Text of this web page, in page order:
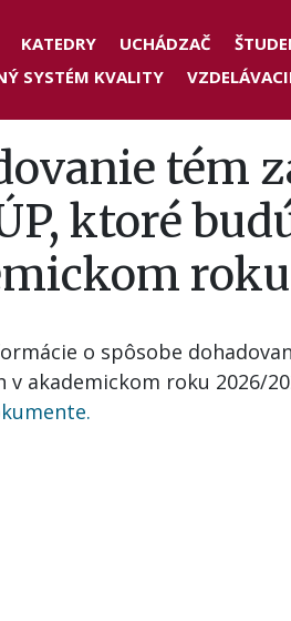
KATEDRY UCHÁDZAČ
SYSTÉM KVALITY
tém
ktoré
o spôsobe
v akademickom roku 2026/